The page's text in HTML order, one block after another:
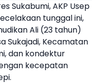
Sukabumi, AKP Usep
tunggal ini,
Ali (23 tahun)
Sukajadi, Kecamatan
dan kondektur
kecepatan